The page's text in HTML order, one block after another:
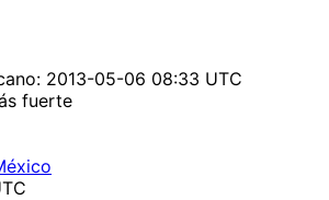
2013-05-06 08:33 UTC
fuerte